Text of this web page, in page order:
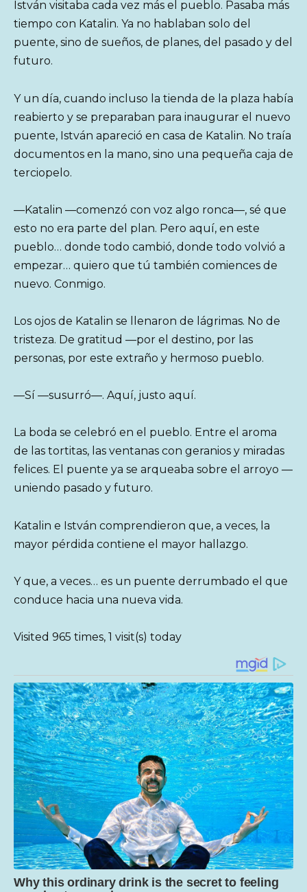
István visitaba cada vez más el pueblo. Pasaba más
tiempo con Katalin. Ya no hablaban solo del
puente, sino de sueños, de planes, del pasado y del
futuro.
Y un día, cuando incluso la tienda de la plaza había
reabierto y se preparaban para inaugurar el nuevo
puente, István apareció en casa de Katalin. No traía
documentos en la mano, sino una pequeña caja de
terciopelo.
—Katalin —comenzó con voz algo ronca—, sé que
esto no era parte del plan. Pero aquí, en este
pueblo… donde todo cambió, donde todo volvió a
empezar… quiero que tú también comiences de
nuevo. Conmigo.
Los ojos de Katalin se llenaron de lágrimas. No de
tristeza. De gratitud —por el destino, por las
personas, por este extraño y hermoso pueblo.
—Sí —susurró—. Aquí, justo aquí.
La boda se celebró en el pueblo. Entre el aroma
de las tortitas, las ventanas con geranios y miradas
felices. El puente ya se arqueaba sobre el arroyo —
uniendo pasado y futuro.
Katalin e István comprendieron que, a veces, la
mayor pérdida contiene el mayor hallazgo.
Y que, a veces… es un puente derrumbado el que
conduce hacia una nueva vida.
Visited 965 times, 1 visit(s) today